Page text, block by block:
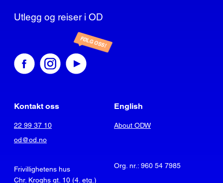
Utlegg og reiser i OD
FØLG OSS!
Kontakt oss
22 99 37 10
od@od.no
Frivillighetens hus
Chr. Kroghs gt. 10 (4. etg.)
English
About ODW
Org. nr.: 960 54 7985